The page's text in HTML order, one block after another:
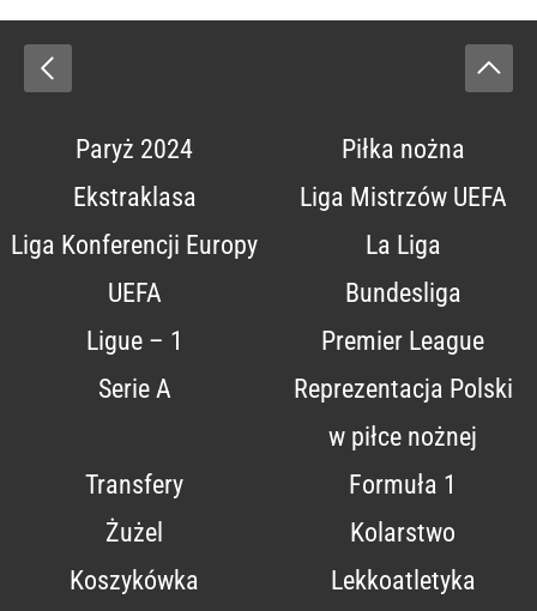
Paryż 2024
Piłka nożna
Ekstraklasa
Liga Mistrzów UEFA
Liga Konferencji Europy
UEFA
La Liga
Bundesliga
Ligue – 1
Premier League
Serie A
Reprezentacja Polski
w piłce nożnej
Transfery
Formuła 1
Żużel
Kolarstwo
Koszykówka
Lekkoatletyka